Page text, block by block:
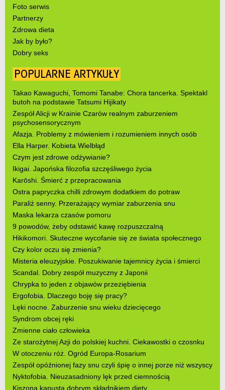
Foto serwis
Partnerzy
Zdrowa dieta
Jak by było?
Dobry seks
POPULARNE ARTYKUŁY
Takao Kawaguchi, Tomomi Tanabe: Chora tancerka. Spektakl
butoh na podstawie Tatsumi Hijikaty
Zespół Alicji w Krainie Czarów realnym zaburzeniem
psychosensorycznym
Afazja. Problemy z mówieniem i rozumieniem innych osób
Ella Harper. Kobieta Wielbłąd
Czym jest zdrowe odżywianie?
Ikigai. Japońska filozofia szczęśliwego życia
Karōshi. Śmierć z przepracowania
Ostra papryczka chilli zdrowym dodatkiem do potraw
Paraliż senny. Przerażający wymiar zaburzenia snu
Maska lekarza czasów pomoru
9 powodów, żeby odstawić kawę rozpuszczalną
Hikikomori. Skuteczne wycofanie się ze świata społecznego
Czy kolor oczu się zmienia?
Misteria eleuzyjskie. Poszukiwanie tajemnicy życia i śmierci
Scandal. Dobry zespół muzyczny z Japonii
Chrypka to jeden z objawów przeziębienia
Ergofobia. Dlaczego boję się pracy?
Lęki nocne. Zaburzenie snu wieku dziecięcego
Syndrom obcej ręki
Zmienne ciało człowieka
Ze starożytnej Azji do polskiej kuchni. Ciekawostki o czosnku
W otoczeniu róż. Ogród Europa-Rosarium
Zespół opóźnionej fazy snu czyli śpię o innej porze niż wszyscy
Nyktofobia. Nieuzasadniony lęk przed ciemnością
Kiszona kapusta dobrym składnikiem diety